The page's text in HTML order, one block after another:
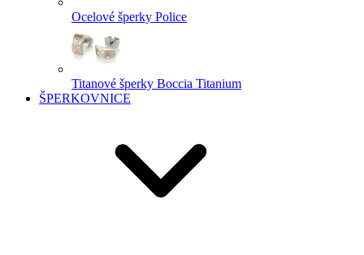
Ocelové šperky Police
Titanové šperky Boccia Titanium
ŠPERKOVNICE